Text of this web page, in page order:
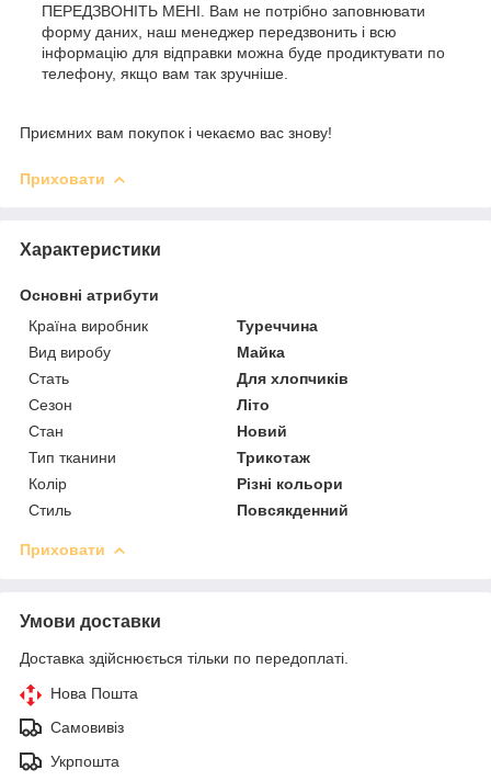
ПЕРЕДЗВОНІТЬ МЕНІ. Вам не потрібно заповнювати
форму даних, наш менеджер передзвонить і всю
інформацію для відправки можна буде продиктувати по
телефону, якщо вам так зручніше.
Приємних вам покупок і чекаємо вас знову!
Приховати
Характеристики
Основні атрибути
Країна виробник
Туреччина
Вид виробу
Майка
Стать
Для хлопчиків
Сезон
Літо
Стан
Новий
Тип тканини
Трикотаж
Колір
Різні кольори
Стиль
Повсякденний
Приховати
Умови доставки
Доставка здійснюється тільки по передоплаті.
Нова Пошта
Самовивіз
Укрпошта